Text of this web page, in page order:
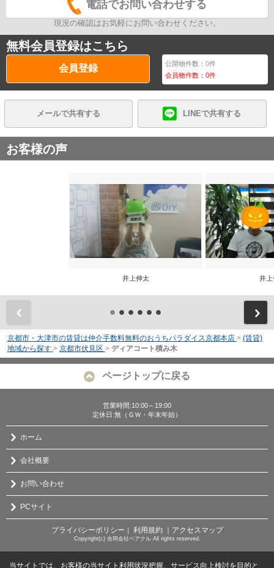
電話でお問い合わせする
現況の確認はお気軽にお問い合わせください。
無料会員登録はこちら
会員登録 公開物件数：0件
会員物件数：0件
メールで共有する LINEで共有する
お客様の声
井上伸太 井上
京都市・大津市の賃貸は仲介手数料無料のおうちパラダイス京都本店 > (賃貸)
地域から探す > 京都市伏見区 > ディアコート積み木
ページトップに戻る
営業時間:10:00～19:00
定休日:無（ＧＷ・年末年始）
ホーム
会社概要
お問い合わせ
PCサイト
プライバシーポリシー 利用規約 ｜アクセスマップ
Copyright(c) 合同会社ベアクル All rights reserved.
当サイトでは、お客様の当サイト利用状況把握、サービス向上検討を目的と